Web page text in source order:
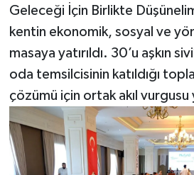
Geleceği İçin Birlikte
kentin ekonomik, sosyal ve
masaya yatırıldı. 30’u aşkın
oda temsilcisinin katıldığı
çözümü için ortak akıl vurgusu